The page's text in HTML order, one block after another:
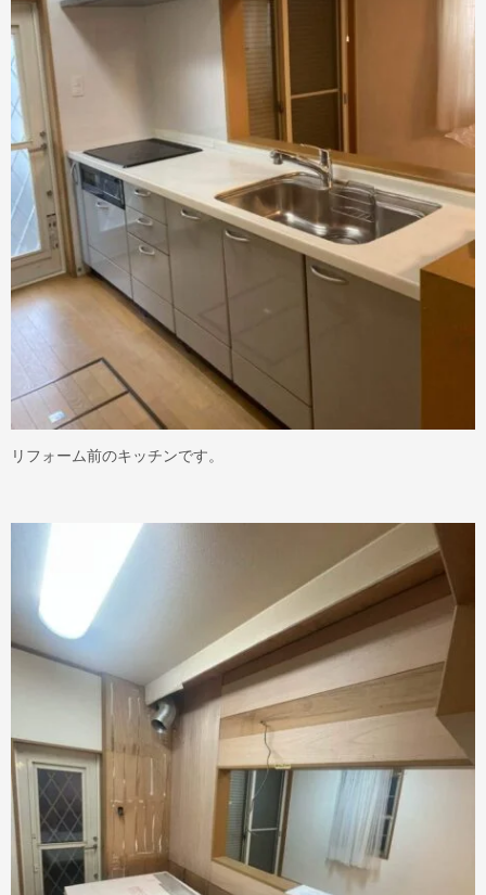
リフォーム前のキッチンです。